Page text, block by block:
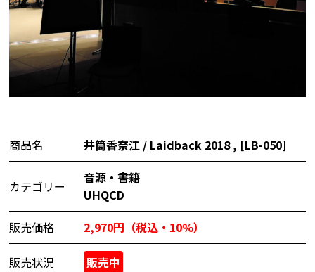
商品名 井筒香奈江 / Laidback 2018 , [LB-050]
カテゴリー
音源・書籍
UHQCD
販売価格
2,970円（税込・10%）
販売状況 販売中